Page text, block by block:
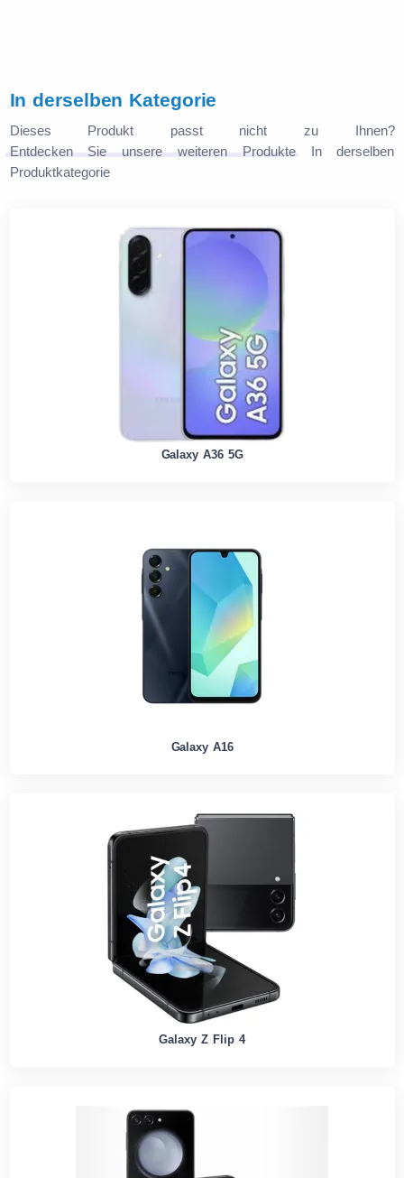
In derselben Kategorie
Dieses Produkt passt nicht zu Ihnen?
Entdecken Sie unsere weiteren ProdukteIn derselben
Produktkategorie
Galaxy A36 5G
Galaxy A16
Galaxy Z Flip 4